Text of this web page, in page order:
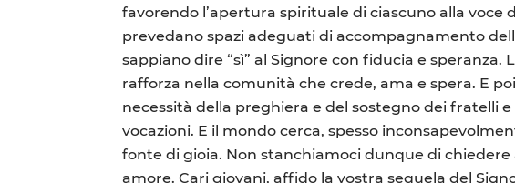
favorendo l’apertura spirituale di ciascuno alla
prevedano spazi adeguati di accompagnamento
sappiano dire “sì” al Signore con fiducia e
rafforza nella comunità che crede, ama e spera. E
necessità della preghiera e del sostegno dei fratelli
vocazioni. E il mondo cerca, spesso
fonte di gioia. Non stanchiamoci dunque di
amore. Cari giovani, affido la vostra sequela del